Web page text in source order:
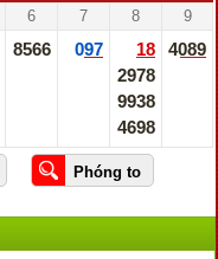
6 7 8 9
8566 097
18
2978
9938
4698
4089